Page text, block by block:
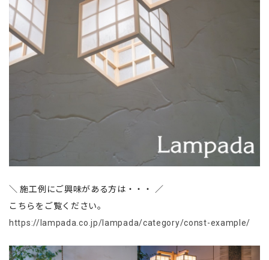
＼ 施工例にご興味がある方は・・・ ／
こちらをご覧ください。
https://lampada.co.jp/lampada/category/const-example/